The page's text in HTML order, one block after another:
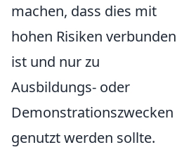
machen, dass dies mit
hohen Risiken verbunden
ist und nur zu
Ausbildungs- oder
Demonstrationszwecken
genutzt werden sollte.